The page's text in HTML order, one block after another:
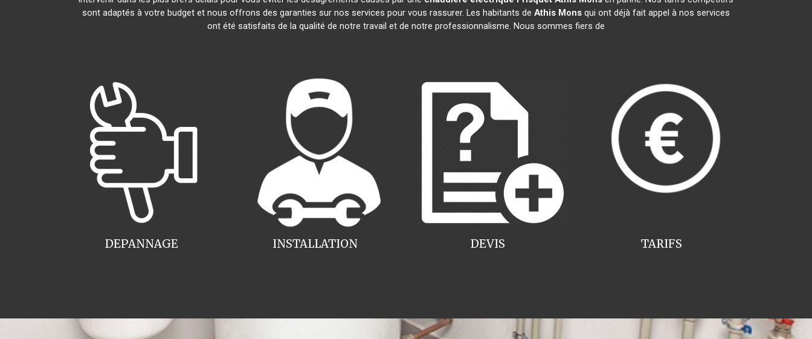
sont adaptés à votre budget et nous offrons des garanties sur nos services pour vous rassurer. Les habitants de Athis Mons qui ont déjà fait appel à nos services
ont été satisfaits de la qualité de notre travail et de notre professionnalisme. Nous sommes fiers de
INSTALLATION
DEPANNAGE TARIFS
DEVIS